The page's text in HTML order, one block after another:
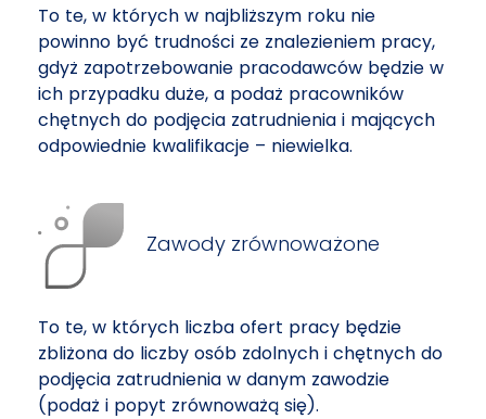
To te, w których w najbliższym roku nie
powinno być trudności ze znalezieniem pracy,
gdyż zapotrzebowanie pracodawców będzie w
ich przypadku duże, a podaż pracowników
chętnych do podjęcia zatrudnienia i mających
odpowiednie kwalifikacje – niewielka.
Zawody zrównoważone
To te, w których liczba ofert pracy będzie
zbliżona do liczby osób zdolnych i chętnych do
podjęcia zatrudnienia w danym zawodzie
(podaż i popyt zrównoważą się).